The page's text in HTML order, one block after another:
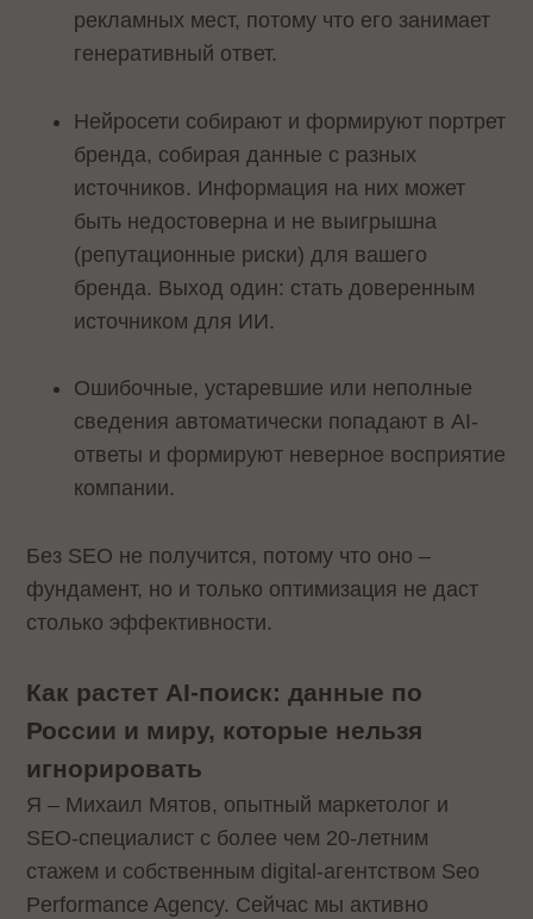
рекламных мест, потому что его занимает
генеративный ответ.
Нейросети собирают и формируют портрет
бренда, собирая данные с разных
источников. Информация на них может
быть недостоверна и не выигрышна
(репутационные риски) для вашего
бренда. Выход один: стать доверенным
источником для ИИ.
Ошибочные, устаревшие или неполные
сведения автоматически попадают в AI-
ответы и формируют неверное восприятие
компании.
Без SEO не получится, потому что оно –
фундамент, но и только оптимизация не даст
столько эффективности.
Как растет AI-поиск: данные по
России и миру, которые нельзя
игнорировать
Я – Михаил Мятов, опытный маркетолог и
SEO-специалист с более чем 20-летним
стажем и собственным digital-агентством Seo
Performance Agency. Сейчас мы активно